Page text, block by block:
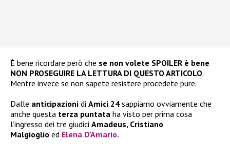
È bene ricordare però che se non volete SPOILER è bene
NON PROSEGUIRE LA LETTURA DI QUESTO ARTICOLO.
Mentre invece se non sapete resistere procedete pure.
Dalle anticipazioni di Amici 24sappiamo ovviamente che
anche questa terza puntata ha visto per prima cosa
l’ingresso dei tre giudici Amadeus, Cristiano
Malgioglio ed Elena D’Amario.